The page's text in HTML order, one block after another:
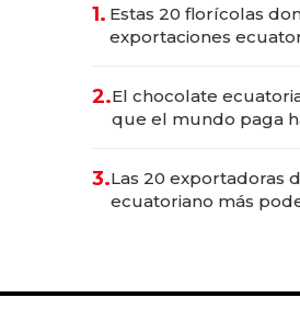
1. Estas 20 florícolas
exportaciones
2.El chocolate
que el mundo paga
3.Las 20 exportadoras
ecuatoriano más